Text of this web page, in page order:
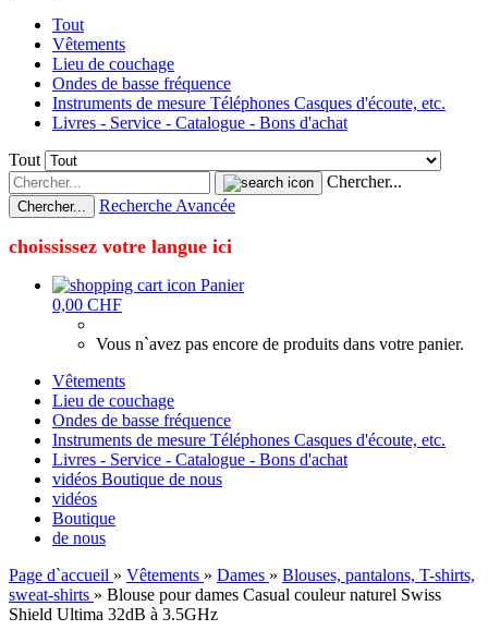
Tout
Vêtements
Lieu de couchage
Ondes de basse fréquence
Instruments de mesure Téléphones Casques d'écoute, etc.
Livres - Service - Catalogue - Bons d'achat
Tout
Chercher...
Chercher... Recherche Avancée
choississez votre langue ici
Panier
0,00 CHF
Vous n`avez pas encore de produits dans votre panier.
Vêtements
Lieu de couchage
Ondes de basse fréquence
Instruments de mesure Téléphones Casques d'écoute, etc.
Livres - Service - Catalogue - Bons d'achat
vidéos Boutique de nous
vidéos
Boutique
de nous
Page d`accueil » Vêtements » Dames » Blouses, pantalons, T-shirts,
sweat-shirts » Blouse pour dames Casual couleur naturel Swiss
Shield Ultima 32dB à 3.5GHz